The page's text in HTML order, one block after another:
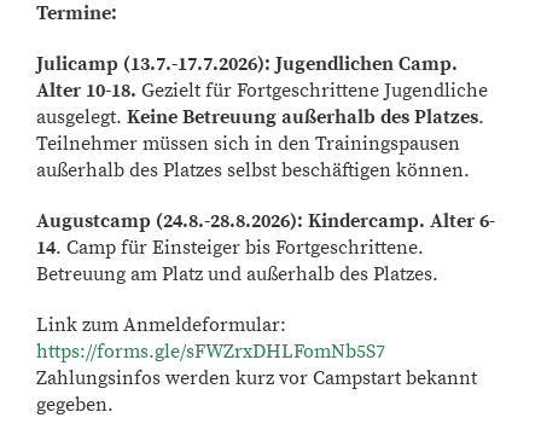
Termine:
Julicamp (13.7.-17.7.2026): Jugendlichen Camp.
Alter 10-18. Gezielt für Fortgeschrittene Jugendliche
ausgelegt. Keine Betreuung außerhalb des Platzes.
Teilnehmer müssen sich in den Trainingspausen
außerhalb des Platzes selbst beschäftigen können.
Augustcamp (24.8.-28.8.2026): Kindercamp. Alter 6-
14. Camp für Einsteiger bis Fortgeschrittene.
Betreuung am Platz und außerhalb des Platzes.
Link zum Anmeldeformular:
https://forms.gle/sFWZrxDHLFomNb5S7
Zahlungsinfos werden kurz vor Campstart bekannt
gegeben.